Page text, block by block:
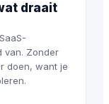
draait
van. Zonder
doen, want je